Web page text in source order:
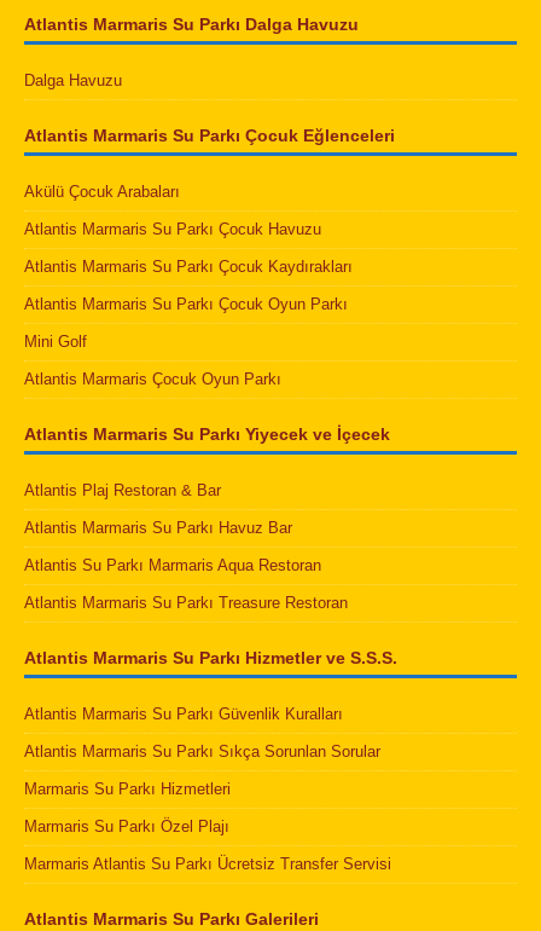
Atlantis Marmaris Su Parkı Dalga Havuzu
Dalga Havuzu
Atlantis Marmaris Su Parkı Çocuk Eğlenceleri
Akülü Çocuk Arabaları
Atlantis Marmaris Su Parkı Çocuk Havuzu
Atlantis Marmaris Su Parkı Çocuk Kaydırakları
Atlantis Marmaris Su Parkı Çocuk Oyun Parkı
Mini Golf
Atlantis Marmaris Çocuk Oyun Parkı
Atlantis Marmaris Su Parkı Yiyecek ve İçecek
Atlantis Plaj Restoran & Bar
Atlantis Marmaris Su Parkı Havuz Bar
Atlantis Su Parkı Marmaris Aqua Restoran
Atlantis Marmaris Su Parkı Treasure Restoran
Atlantis Marmaris Su Parkı Hizmetler ve S.S.S.
Atlantis Marmaris Su Parkı Güvenlik Kuralları
Atlantis Marmaris Su Parkı Sıkça Sorunlan Sorular
Marmaris Su Parkı Hizmetleri
Marmaris Su Parkı Özel Plajı
Marmaris Atlantis Su Parkı Ücretsiz Transfer Servisi
Atlantis Marmaris Su Parkı Galerileri